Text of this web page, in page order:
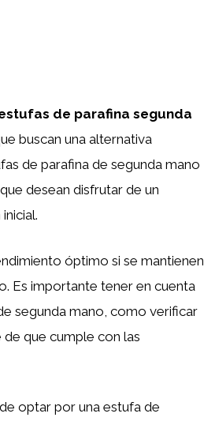
de parafina segunda
buscan una alternativa
de parafina de segunda mano
desean disfrutar de un
óptimo si se mantienen
Es importante tener en cuenta
segunda mano, como verificar
que cumple con las
optar por una estufa de